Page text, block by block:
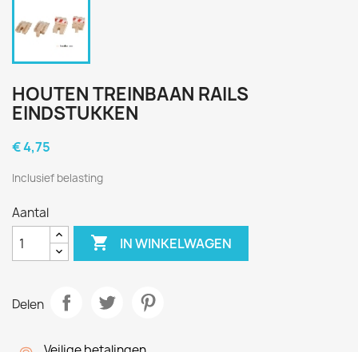
HOUTEN TREINBAAN RAILS
EINDSTUKKEN
€ 4,75
Inclusief belasting
Aantal
 IN WINKELWAGEN
Delen